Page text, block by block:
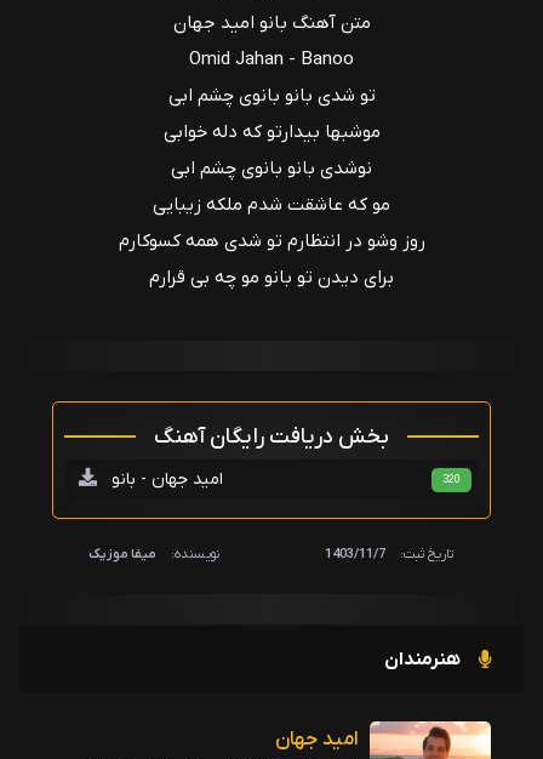
متن آهنگ بانو امید جهان
Omid Jahan - Banoo
تو شدی بانو بانوی چشم ابی
موشبها بیدارتو که دله خوابی
نوشدی بانو بانوی چشم ابی
مو که عاشقت شدم ملکه زیبایی
روز وشو در انتظارم تو شدی همه کسوکارم
برای دیدن تو بانو مو چه بی قرارم
بخش دریافت رایگان آهنگ
امید جهان - بانو 320
تاریخ ثبت: 1403/11/7 نویسنده: میفا موزیک
هنرمندان
امید جهان